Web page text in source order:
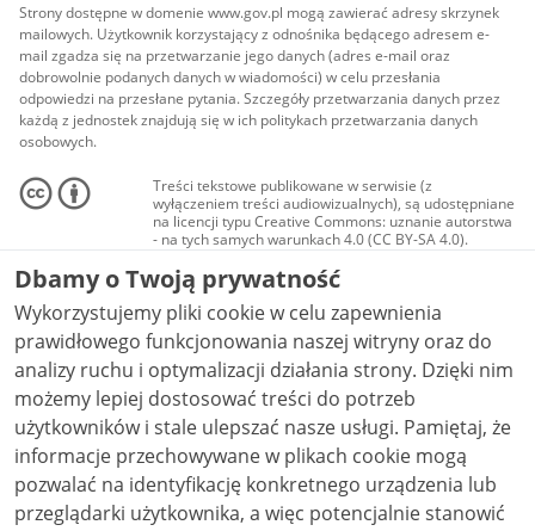
Strony dostępne w domenie www.gov.pl mogą zawierać adresy skrzynek
mailowych. Użytkownik korzystający z odnośnika będącego adresem e-
mail zgadza się na przetwarzanie jego danych (adres e-mail oraz
dobrowolnie podanych danych w wiadomości) w celu przesłania
odpowiedzi na przesłane pytania. Szczegóły przetwarzania danych przez
każdą z jednostek znajdują się w ich politykach przetwarzania danych
osobowych.
Treści tekstowe publikowane w serwisie (z
wyłączeniem treści audiowizualnych), są udostępniane
na licencji typu Creative Commons: uznanie autorstwa
- na tych samych warunkach 4.0 (CC BY-SA 4.0).
Materiały audiowizualne, w tym zdjęcia, materiały
audio i wideo, są udostępniane na licencji typu
Creative Commons: uznanie autorstwa użycie
niekomercyjne - bez utworów zależnych 4.0 (CC BY-
NC-ND 4.0), o ile nie jest to stwierdzone inaczej.
Dbamy o Twoją prywatność
Wykorzystujemy pliki cookie w celu zapewnienia
prawidłowego funkcjonowania naszej witryny oraz do
analizy ruchu i optymalizacji działania strony. Dzięki nim
możemy lepiej dostosować treści do potrzeb
użytkowników i stale ulepszać nasze usługi. Pamiętaj, że
informacje przechowywane w plikach cookie mogą
pozwalać na identyfikację konkretnego urządzenia lub
przeglądarki użytkownika, a więc potencjalnie stanowić